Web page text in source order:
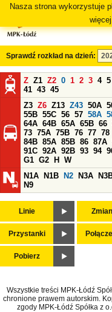
Nasza strona wykorzystuje
Sprawdź rozkład na dzień:
Z Z1 Z2 0 1 2 3 4 5
41 43 45
Z3 Z6 Z13 Z43 50A
55B 55C 56 57 58A
64A 64B 65A 65B 66
73 75A 75B 76 77 78
84B 85A 85B 86 87A
91C 92A 92B 93 94
G1 G2 H
W
N1A
N1B N2 N3A
N9
Linie
Przystanki
Pobierz
Wszystkie treści MPK-Łódź
chronione prawem autorskim.
zgody MPK-Łódź Spółka z